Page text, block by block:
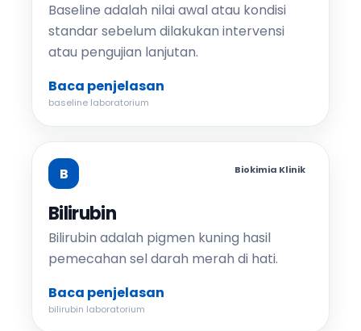
Baseline adalah nilai awal atau kondisi
standar sebelum dilakukan intervensi
atau pengujian lanjutan.
Baca penjelasan
baseline laboratorium
B Biokimia Klinik
Bilirubin
Bilirubin adalah pigmen kuning hasil
pemecahan sel darah merah di hati.
Baca penjelasan
bilirubin laboratorium